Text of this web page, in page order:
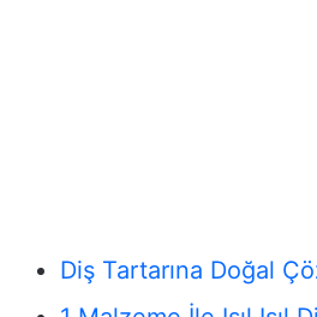
Diş Tartarına Doğal